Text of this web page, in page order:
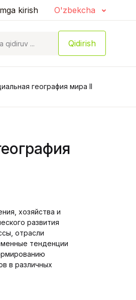
kirish O'zbekcha
Qidirish
география мира II
хозяйства и
развития
отрасли
тенденции
в различных